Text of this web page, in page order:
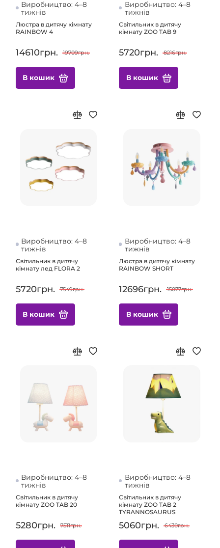
Виробництво: 4–8
тижнів
Люстра в дитячу кімнату
RAINBOW 4
14610грн. 19709грн.
В кошик
Виробництво: 4–8
тижнів
Світильник в дитячу
кімнату ZOO TAB 9
5720грн. 8216грн.
В кошик
Виробництво: 4–8
тижнів
Світильник в дитячу
кімнату лед FLORA 2
5720грн. 7549грн.
В кошик
Виробництво: 4–8
тижнів
Люстра в дитячу кімнату
RAINBOW SHORT
12696грн. 15877грн.
В кошик
Виробництво: 4–8
тижнів
Світильник в дитячу
кімнату ZOO TAB 20
5280грн. 7511грн.
Виробництво: 4–8
тижнів
Світильник в дитячу
кімнату ZOO TAB 2
TYRANNOSAURUS
5060грн. 6430грн.